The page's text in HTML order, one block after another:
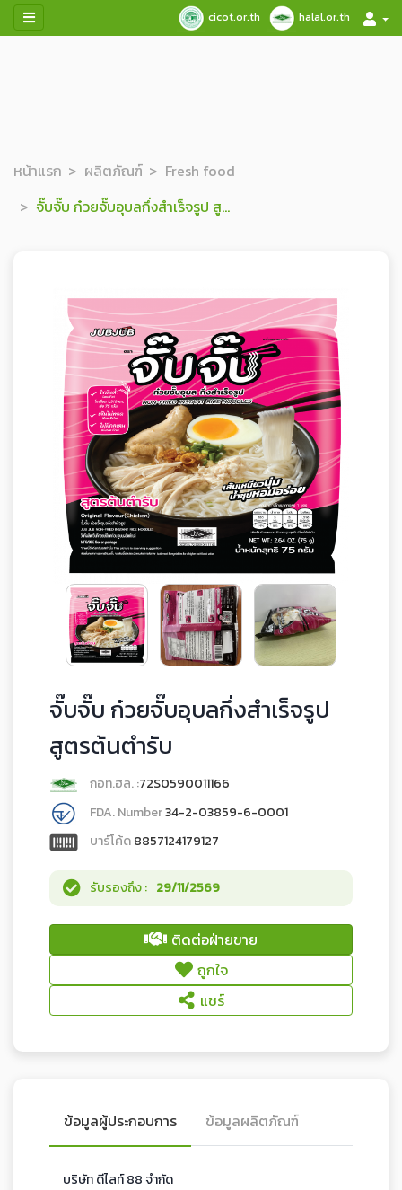
cicot.or.th halal.or.th
หน้าแรก ผลิตภัณฑ์
Fresh food
จั๊บจั๊บ ก๋วยจั๊บอุบลกึ่งสำเร็จรูป สูตรต้นตำรับ
จั๊บจั๊บ ก๋วยจั๊บอุบลกึ่งสำเร็จรูป
สูตรต้นตำรับ
กอท.ฮล. :72S0590011166
FDA. Number34-2-03859-6-0001
บาร์โค้ด8857124179127
รับรองถึง : 29/11/2569
ติดต่อฝ่ายขาย
ถูกใจ
แชร์
ข้อมูลผู้ประกอบการ ข้อมูลผลิตภัณฑ์
บริษัท ดีไลท์ 88 จำกัด